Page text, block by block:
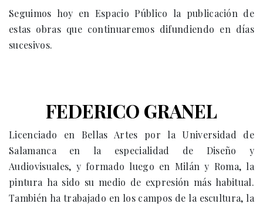
Seguimos hoy en Espacio Público la publicación de
estas obras que continuaremos difundiendo en días
sucesivos.
FEDERICO GRANEL
Licenciado en Bellas Artes por la Universidad de
Salamanca en la especialidad de Diseño y
Audiovisuales, y formado luego en Milán y Roma, la
pintura ha sido su medio de expresión más habitual.
También ha trabajado en los campos de la escultura, la